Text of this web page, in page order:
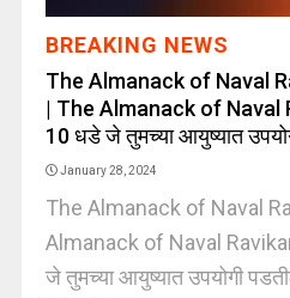
BREAKING NEWS
The Almanack of Naval
| The Almanack of Naval
10 धडे जे तुमच्या आयुष्यात
January 28, 2024
The Almanack of Naval
Almanack of Naval
जे तुमच्या आयुष्यात उपयोगी